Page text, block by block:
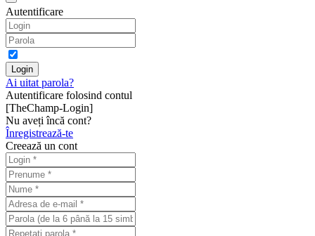
Autentificare
Ai uitat parola?
Autentificare folosind contul
[TheChamp-Login]
Nu aveți încă cont?
Înregistrează-te
Creează un cont